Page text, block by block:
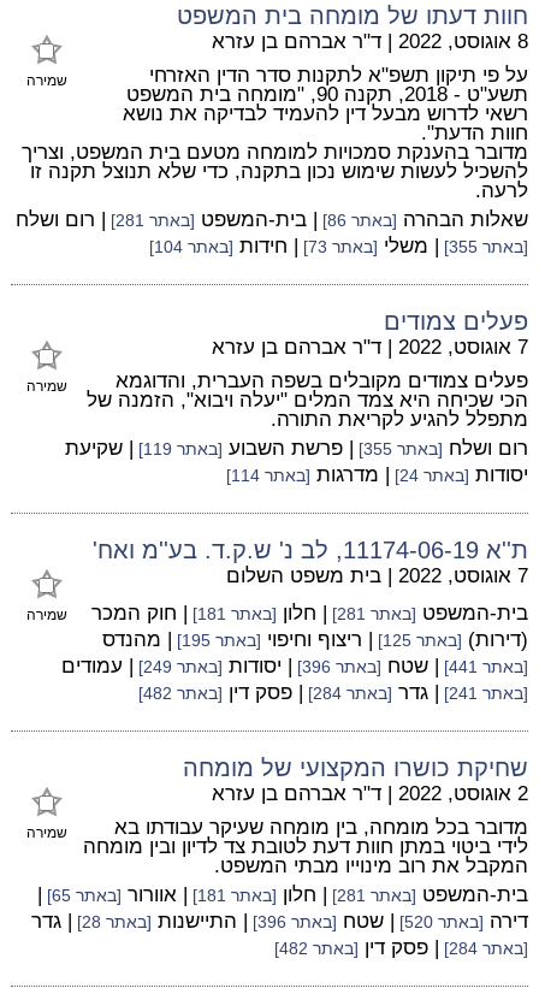
חוות דעתו של מומחה בית המשפט
שמירה
8 אוגוסט, 2022 | ד"ר אברהם בן עזרא
על פי תיקון תשפ"א לתקנות סדר הדין האזרחי
תשע"ט - 2018, תקנה 90, "מומחה בית המשפט
רשאי לדרוש מבעל דין להעמיד לבדיקה את נושא
חוות הדעת".
מדובר בהענקת סמכויות למומחה מטעם בית המשפט, וצריך
להשכיל לעשות שימוש נכון בתקנה, כדי שלא תנוצל תקנה זו
לרעה.
שאלות הבהרה [באתר 86] | בית-המשפט [באתר 281] | רום ושלח
[באתר 355] | משלי [באתר 73] | חידות [באתר 104]
פעלים צמודים
שמירה
7 אוגוסט, 2022 | ד"ר אברהם בן עזרא
פעלים צמודים מקובלים בשפה העברית, והדוגמא
הכי שכיחה היא צמד המלים "יעלה ויבוא", הזמנה של
מתפלל להגיע לקריאת התורה.
רום ושלח [באתר 355] | פרשת השבוע [באתר 119]
| שקיעת
יסודות [באתר 24] | מדרגות [באתר 114]
ת''א 11174-06-19, לב נ' ש.ק.ד. בע''מ ואח'
שמירה
7 אוגוסט, 2022 | בית משפט השלום
בית-המשפט [באתר 281] | חלון [באתר 181]
| חוק המכר
(דירות) [באתר 125] | ריצוף וחיפוי [באתר 195] | מהנדס
[באתר 441] | שטח [באתר 396] | יסודות [באתר 249] | עמודים
[באתר 241] | גדר [באתר 284] | פסק דין [באתר 482]
שחיקת כושרו המקצועי של מומחה
שמירה
2 אוגוסט, 2022 | ד"ר אברהם בן עזרא
מדובר בכל מומחה, בין מומחה שעיקר עבודתו בא
לידי ביטוי במתן חוות דעת לטובת צד לדיון ובין מומחה
המקבל את רוב מינוייו מבתי המשפט.
בית-המשפט [באתר 281] | חלון [באתר 181] | אוורור [באתר 65]
|
דירה [באתר 520] | שטח [באתר 396] | התיישנות [באתר 28] | גדר
[באתר 284] | פסק דין [באתר 482]